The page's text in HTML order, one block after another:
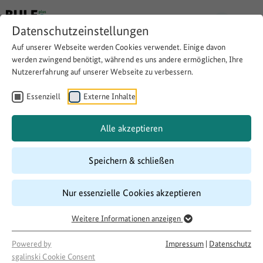
Datenschutzeinstellungen
Auf unserer Webseite werden Cookies verwendet. Einige davon
werden zwingend benötigt, während es uns andere ermöglichen, Ihre
Nutzererfahrung auf unserer Webseite zu verbessern.
Essenziell Externe Inhalte
Alle akzeptieren
Speichern & schließen
Nur essenzielle Cookies akzeptieren
Weitere Informationen anzeigen
Powered by
sgalinski Cookie Consent
Impressum | Datenschutz
Wohnen und leben in guter
Nachbarschaft
Download Copy link
10/2020–11/2020
Ehrenamt stärken. Versorgung sichern.
Projektakteur